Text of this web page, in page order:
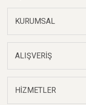
KURUMSAL
ALIŞVERİŞ
HİZMETLER